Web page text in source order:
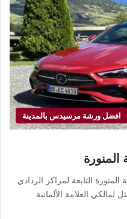
افضل ورشة مرسيدس بالمدينة
التابعة لمراكز الردادي
العلامة الألمانية